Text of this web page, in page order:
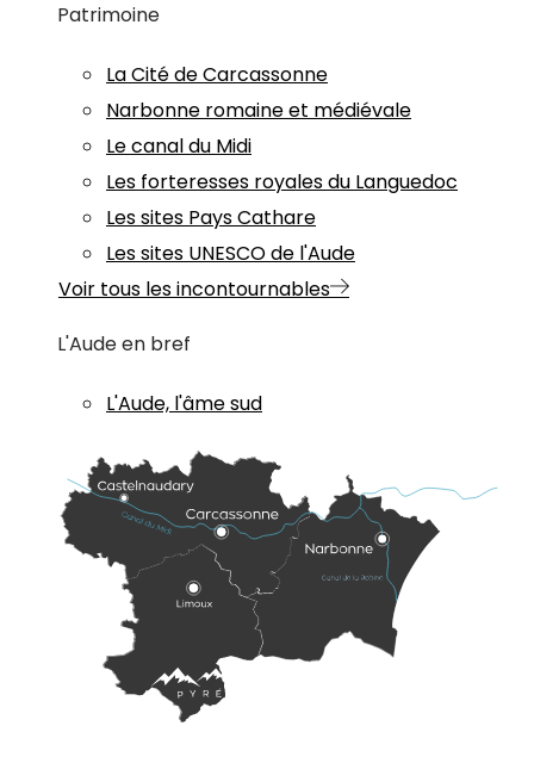
Patrimoine
La Cité de Carcassonne
Narbonne romaine et médiévale
Le canal du Midi
Les forteresses royales du Languedoc
Les sites Pays Cathare
Les sites UNESCO de l'Aude
Voir tous les incontournables
L'Aude en bref
L'Aude, l'âme sud